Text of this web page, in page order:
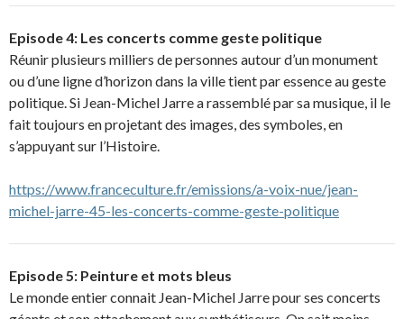
Episode 4: Les concerts comme geste politique
Réunir plusieurs milliers de personnes autour d’un monument
ou d’une ligne d’horizon dans la ville tient par essence au geste
politique. Si Jean-Michel Jarre a rassemblé par sa musique, il le
fait toujours en projetant des images, des symboles, en
s’appuyant sur l’Histoire.
https://www.franceculture.fr/emissions/a-voix-nue/jean-
michel-jarre-45-les-concerts-comme-geste-politique
Episode 5: Peinture et mots bleus
Le monde entier connait Jean-Michel Jarre pour ses concerts